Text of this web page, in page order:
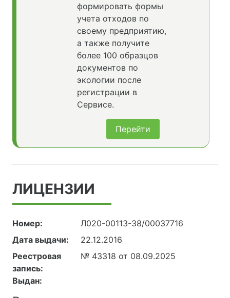
формировать формы
учета отходов по
своему предприятию,
а также получите
более 100 образцов
документов по
экологии после
регистрации в
Сервисе.
Перейти
ЛИЦЕНЗИИ
Номер:
Л020-00113-38/00037716
Дата выдачи:
22.12.2016
Реестровая
запись:
№ 43318 от 08.09.2025
Выдан: